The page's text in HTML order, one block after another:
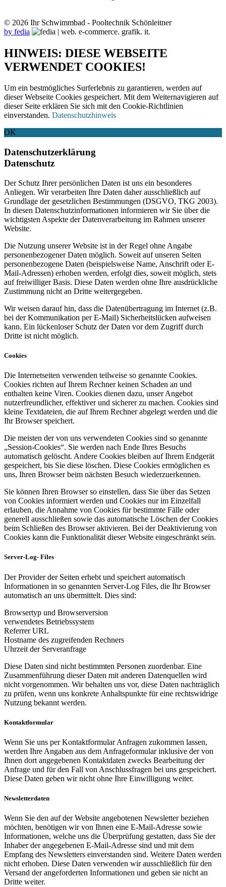
© 2026 Ihr Schwimmbad - Pooltechnik Schönleitner
by fedia
HINWEIS: DIESE WEBSEITE
VERWENDET COOKIES!
Um ein bestmögliches Surferlebnis zu garantieren, werden auf
dieser Webseite Cookies gespeichert. Mit dem Weiternavigieren auf
dieser Seite erklären Sie sich mit den Cookie-Richtlinien
einverstanden. Datenschutzhinweis
OK
Datenschutzerklärung
Datenschutz
Der Schutz Ihrer persönlichen Daten ist uns ein besonderes
Anliegen. Wir verarbeiten Ihre Daten daher ausschließlich auf
Grundlage der gesetzlichen Bestimmungen (DSGVO, TKG 2003).
In diesen Datenschutzinformationen informieren wir Sie über die
wichtigsten Aspekte der Datenverarbeitung im Rahmen unserer
Website.
Die Nutzung unserer Website ist in der Regel ohne Angabe
personenbezogener Daten möglich. Soweit auf unseren Seiten
personenbezogene Daten (beispielsweise Name, Anschrift oder E-
Mail-Adressen) erhoben werden, erfolgt dies, soweit möglich, stets
auf freiwilliger Basis. Diese Daten werden ohne Ihre ausdrückliche
Zustimmung nicht an Dritte weitergegeben.
Wir weisen darauf hin, dass die Datenübertragung im Internet (z.B.
bei der Kommunikation per E-Mail) Sicherheitslücken aufweisen
kann. Ein lückenloser Schutz der Daten vor dem Zugriff durch
Dritte ist nicht möglich.
Cookies
Die Internetseiten verwenden teilweise so genannte Cookies.
Cookies richten auf Ihrem Rechner keinen Schaden an und
enthalten keine Viren. Cookies dienen dazu, unser Angebot
nutzerfreundlicher, effektiver und sicherer zu machen. Cookies sind
kleine Textdateien, die auf Ihrem Rechner abgelegt werden und die
Ihr Browser speichert.
Die meisten der von uns verwendeten Cookies sind so genannte
„Session-Cookies“. Sie werden nach Ende Ihres Besuchs
automatisch gelöscht. Andere Cookies bleiben auf Ihrem Endgerät
gespeichert, bis Sie diese löschen. Diese Cookies ermöglichen es
uns, Ihren Browser beim nächsten Besuch wiederzuerkennen.
Sie können Ihren Browser so einstellen, dass Sie über das Setzen
von Cookies informiert werden und Cookies nur im Einzelfall
erlauben, die Annahme von Cookies für bestimmte Fälle oder
generell ausschließen sowie das automatische Löschen der Cookies
beim Schließen des Browser aktivieren. Bei der Deaktivierung von
Cookies kann die Funktionalität dieser Website eingeschränkt sein.
Server-Log- Files
Der Provider der Seiten erhebt und speichert automatisch
Informationen in so genannten Server-Log Files, die Ihr Browser
automatisch an uns übermittelt. Dies sind:
Browsertyp und Browserversion
verwendetes Betriebssystem
Referrer URL
Hostname des zugreifenden Rechners
Uhrzeit der Serveranfrage
Diese Daten sind nicht bestimmten Personen zuordenbar. Eine
Zusammenführung dieser Daten mit anderen Datenquellen wird
nicht vorgenommen. Wir behalten uns vor, diese Daten nachträglich
zu prüfen, wenn uns konkrete Anhaltspunkte für eine rechtswidrige
Nutzung bekannt werden.
Kontaktformular
Wenn Sie uns per Kontaktformular Anfragen zukommen lassen,
werden Ihre Angaben aus dem Anfrageformular inklusive der von
Ihnen dort angegebenen Kontaktdaten zwecks Bearbeitung der
Anfrage und für den Fall von Anschlussfragen bei uns gespeichert.
Diese Daten geben wir nicht ohne Ihre Einwilligung weiter.
Newsletterdaten
Wenn Sie den auf der Website angebotenen Newsletter beziehen
möchten, benötigen wir von Ihnen eine E-Mail-Adresse sowie
Informationen, welche uns die Überprüfung gestatten, dass Sie der
Inhaber der angegebenen E-Mail-Adresse sind und mit dem
Empfang des Newsletters einverstanden sind. Weitere Daten werden
nicht erhoben. Diese Daten verwenden wir ausschließlich für den
Versand der angeforderten Informationen und geben sie nicht an
Dritte weiter.